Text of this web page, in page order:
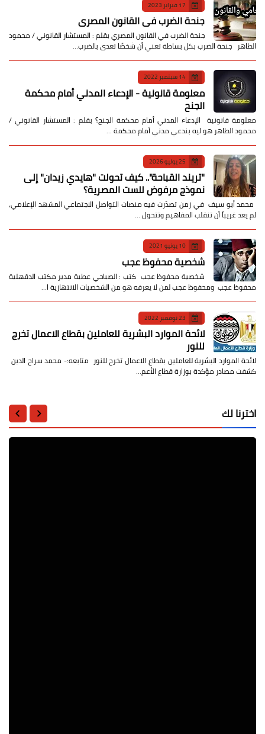
17 فبراير 2023
جنحة الضرب في القانون المصري
جنحة الضرب في القانون المصري بقلم : المستشار القانوني / محمود
الطاهر جنحة الضرب بكل بساطة تعني أن شخصًا تعدى بالضرب…
14 سبتمبر 2022
معلومة قانونية - الإدعاء المدني أمام محكمة
الجنح
معلومة قانونية الإدعاء المدني أمام محكمة الجنح؟ بقلم : المستشار القانوني /
محمود الطاهر هو ليه بندعي مدني أمام محكمة …
25 يوليو 2026
​"تريند القباحة".. كيف تحولت "هايدي زيدان" إلى
نموذج مرفوض للست المصرية؟
​ محمد أبو سيف ​في زمن تصدّرت فيه منصات التواصل الاجتماعي المشهد الإعلامي،
لم يعد غريباً أن تنقلب المفاهيم وتتحول …
10 يونيو 2021
شخصية محفوظ عجب
شخصية محفوظ عجب كتب : الصباحي عطية مدير مكتب الدقهلية
محفوظ عجب ومحفوظ عجب لمن لا يعرفه هو من الشخصيات الانتهازية ا…
23 نوفمبر 2022
لائحة الموارد البشرية للعاملين بقطاع الاعمال تخرج
للنور
لائحة الموارد البشرية للعاملين بقطاع الاعمال تخرج للنور متابعه:- محمد سراج الدين
كشفت مصادر مؤكدة بوزارة قطاع الأعم…
اخترنا لك